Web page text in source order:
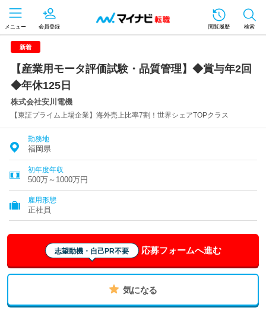
メニュー 会員登録 閲覧履歴 検索
新着
【産業用モータ評価試験・品質管理】◆賞与年2回
◆年休125日
株式会社安川電機
【東証プライム上場企業】海外売上比率7割！世界シェアTOPクラス
勤務地
福岡県
初年度年収
500万～1000万円
雇用形態
正社員
志望動機・自己PR不要 応募フォームへ進む
気になる